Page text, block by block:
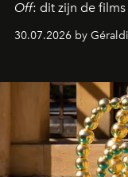
Off: dit zijn de films
30.07.2026 by